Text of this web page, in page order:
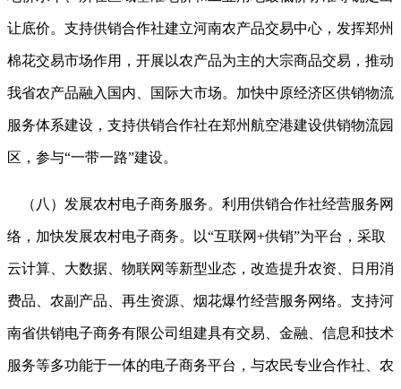
让底价。支持供销合作社建立河南农产品交易中心，发挥郑州
棉花交易市场作用，开展以农产品为主的大宗商品交易，推动
我省农产品融入国内、国际大市场。加快中原经济区供销物流
服务体系建设，支持供销合作社在郑州航空港建设供销物流园
区，参与“一带一路”建设。
（八）发展农村电子商务服务。利用供销合作社经营服务网
络，加快发展农村电子商务。以“互联网+供销”为平台，采取
云计算、大数据、物联网等新型业态，改造提升农资、日用消
费品、农副产品、再生资源、烟花爆竹经营服务网络。支持河
南省供销电子商务有限公司组建具有交易、金融、信息和技术
服务等多功能于一体的电子商务平台，与农民专业合作社、农